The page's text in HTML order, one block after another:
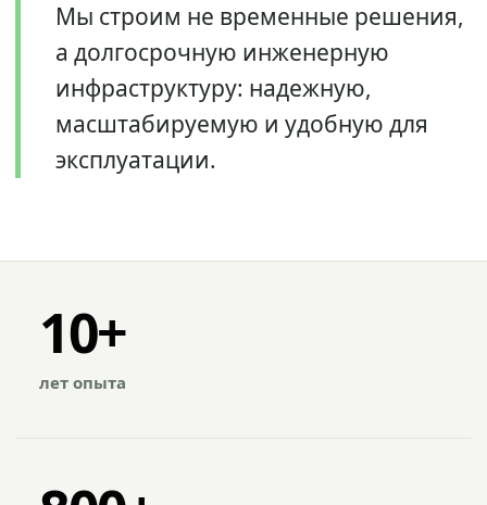
Мы строим не временные решения,
а долгосрочную инженерную
инфраструктуру: надежную,
масштабируемую и удобную для
эксплуатации.
10+
лет опыта